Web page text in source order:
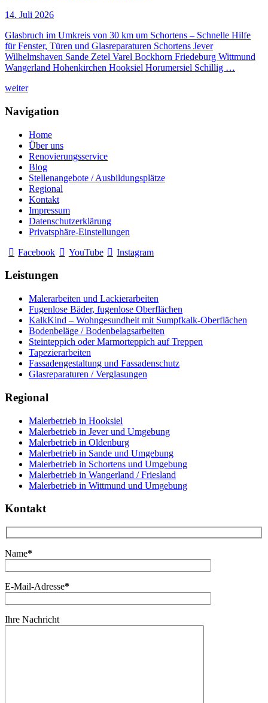
14. Juli 2026
Glasbruch im Umkreis von 30 km um Schortens – Schnelle Hilfe
für Fenster, Türen und Glasreparaturen Schortens Jever
Wilhelmshaven Sande Zetel Varel Bockhorn Friedeburg Wittmund
Wangerland Hohenkirchen Hooksiel Horumersiel Schillig …
weiter
Navigation
Home
Über uns
Renovierungsservice
Blog
Stellenangebote / Ausbildungsplätze
Regional
Kontakt
Impressum
Datenschutzerklärung
Privatsphäre-Einstellungen
Facebook
YouTube Instagram
Leistungen
Malerarbeiten und Lackierarbeiten
Fugenlose Bäder, fugenlose Oberflächen
KalkKind – Wohngesundheit mit Sumpfkalk-Oberflächen
Bodenbeläge / Bodenbelagsarbeiten
Steinteppich oder Marmorteppich auf Treppen
Tapezierarbeiten
Fassadengestaltung und Fassadenschutz
Glasreparaturen / Verglasungen
Regional
Malerbetrieb in Hooksiel
Malerbetrieb in Jever und Umgebung
Malerbetrieb in Oldenburg
Malerbetrieb in Sande und Umgebung
Malerbetrieb in Schortens und Umgebung
Malerbetrieb in Wangerland / Friesland
Malerbetrieb in Wittmund und Umgebung
Kontakt
Name*
E-Mail-Adresse*
Ihre Nachricht